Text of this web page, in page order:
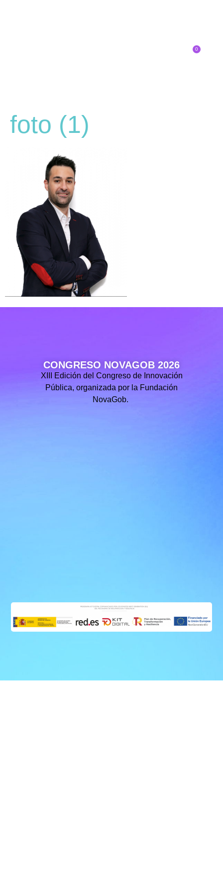
0
foto (1)
CONGRESO NOVAGOB 2026
XIII Edición del Congreso de Innovación
Pública, organizada por la Fundación
NovaGob.